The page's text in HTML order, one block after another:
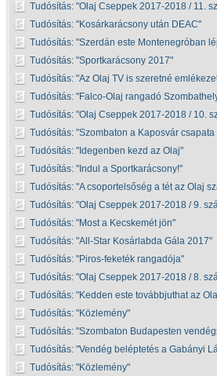
Tudósítás: Olaj Cseppek 2017-2018 / 11.
Tudósítás:
Kosárkarácsony után DEAC
Tudósítás: Szerdán este Montenegróban
Tudósítás: Sportkarácsony 2017
Tudósítás: Az Olaj TV is szeretné
Tudósítás:
Falco-Olaj rangadó
Tudósítás: Olaj Cseppek 2017-2018 / 10.
Tudósítás: Szombaton a Kaposvár
Tudósítás:
Idegenben kezd az Olaj
Tudósítás:
Indul a Sportkarácsony!
Tudósítás: A csoportelsőség a tét az Olaj
Tudósítás: Olaj Cseppek 2017-2018 / 9.
Tudósítás:
Most a Kecskemét jön
Tudósítás: All-Star Kosárlabda Gála 2017
Tudósítás:
Piros-feketék rangadója
Tudósítás: Olaj Cseppek 2017-2018 / 8.
Tudósítás:
Kedden este továbbjuthat az
Tudósítás:
Közlemény
Tudósítás: Szombaton Budapesten
Tudósítás: Vendég beléptetés a Gabányi
Tudósítás:
Közlemény